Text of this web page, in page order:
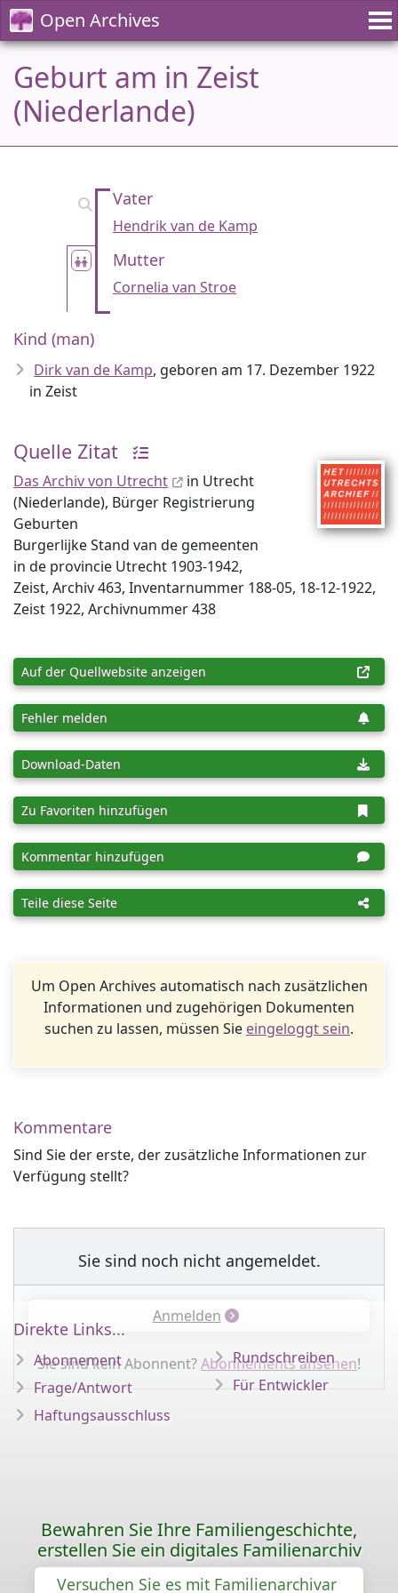
Open Archives
Geburt am in Zeist
(Niederlande)
Vater
Hendrik van de Kamp
Mutter
Cornelia van Stroe
Kind (man)
Dirk van de Kamp, geboren am 17. Dezember 1922
in Zeist
Quelle Zitat
Das Archiv von Utrecht
in Utrecht
(Niederlande), Bürger Registrierung
Geburten
Burgerlijke Stand van de gemeenten
in de provincie Utrecht 1903-1942,
Zeist, Archiv 463, Inventar­nummer 188-05, 18-12-1922,
Zeist 1922, Archiv­nummer 438
Auf der Quellwebsite anzeigen
Fehler melden
Download-Daten
Zu Favoriten hinzufügen
Kommentar hinzufügen
Teile diese Seite
Um Open Archives automatisch nach zusätzlichen
Informationen und zugehörigen Dokumenten
suchen zu lassen, müssen Sie eingeloggt sein.
Kommentare
Sind Sie der erste, der zusätzliche Informationen zur
Verfügung stellt?
Sie sind noch nicht angemeldet.
Anmelden
Sie sind kein Abonnent?Abonnements ansehen!
Direkte Links...
Abonnement
Frage/Antwort
Haftungsausschluss
Rundschreiben
Für Entwickler
Bewahren Sie Ihre Familiengeschichte,
erstellen Sie ein digitales Familienarchiv
Versuchen Sie es mit Familienarchivar